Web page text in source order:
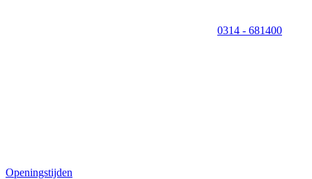
0314 - 681400
Openingstijden